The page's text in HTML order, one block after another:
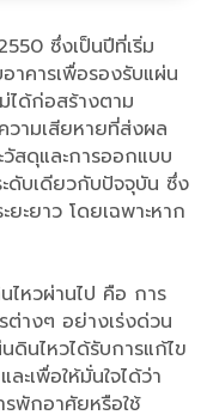
ซึ่งเป็นปีที่เริ่ม
าคารเพื่อรองรับแผ่น
ได้ก่อสร้างตาม
วามเสียหายที่ส่งผล
สดุและการออกแบบ
ดับเดียวกับปัจจุบัน ซึ่ง
ะยาว โดยเฉพาะหาก
หวผ่านไป คือ การ
ต่างๆ อย่างเร่งด่วน
ดินไหวได้รับการแก้ไข
ะเพื่อให้มั่นใจได้ว่า
พักอาศัยหรือใช้